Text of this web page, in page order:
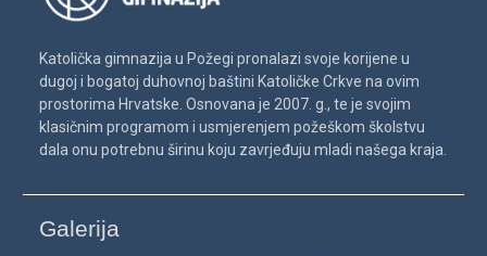
Katolička gimnazija u Požegi pronalazi svoje korijene u
dugoj i bogatoj duhovnoj baštini Katoličke Crkve na ovim
prostorima Hrvatske. Osnovana je 2007. g., te je svojim
klasičnim programom i usmjerenjem požeškom školstvu
dala onu potrebnu širinu koju zavrjeđuju mladi našega kraja.
Galerija